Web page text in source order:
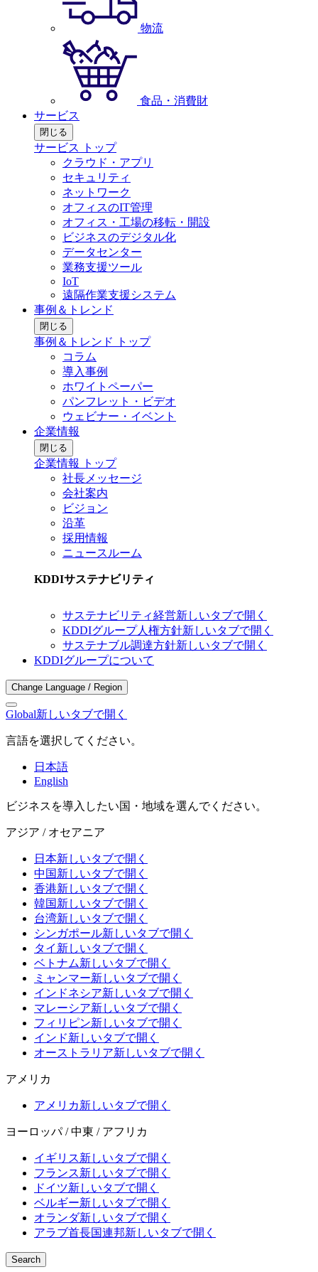
物流
食品・消費財
サービス
閉じる
サービス トップ
クラウド・アプリ
セキュリティ
ネットワーク
オフィスのIT管理
オフィス・工場の移転・開設
ビジネスのデジタル化
データセンター
業務支援ツール
IoT
遠隔作業支援システム
事例＆トレンド
閉じる
事例＆トレンド トップ
コラム
導入事例
ホワイトペーパー
パンフレット・ビデオ
ウェビナー・イベント
企業情報
閉じる
企業情報 トップ
社長メッセージ
会社案内
ビジョン
沿革
採用情報
ニュースルーム
KDDIサステナビリティ
サステナビリティ経営新しいタブで開く
KDDIグループ人権方針新しいタブで開く
サステナブル調達方針新しいタブで開く
KDDIグループについて
Change Language / Region
Global新しいタブで開く
言語を選択してください。
日本語
English
ビジネスを導入したい国・地域を選んでください。
アジア / オセアニア
日本新しいタブで開く
中国新しいタブで開く
香港新しいタブで開く
韓国新しいタブで開く
台湾新しいタブで開く
シンガポール新しいタブで開く
タイ 新しいタブで開く
ベトナム新しいタブで開く
ミャンマー新しいタブで開く
インドネシア新しいタブで開く
マレーシア新しいタブで開く
フィリピン新しいタブで開く
インド新しいタブで開く
オーストラリア新しいタブで開く
アメリカ
アメリカ新しいタブで開く
ヨーロッパ / 中東 / アフリカ
イギリス新しいタブで開く
フランス新しいタブで開く
ドイツ新しいタブで開く
ベルギー新しいタブで開く
オランダ新しいタブで開く
アラブ首長国連邦新しいタブで開く
Search